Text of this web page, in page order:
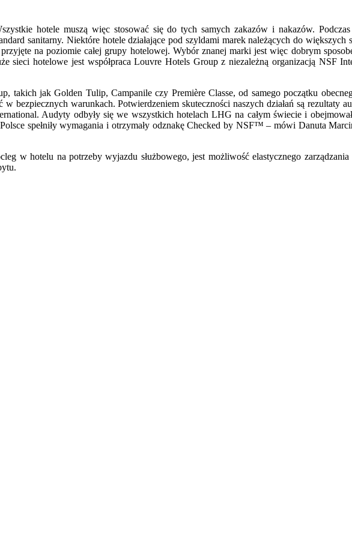
hotele muszą więc stosować się do tych samych zakazów i nakazów.
sanitarny. Niektóre hotele działające pod szyldami marek należących do
na poziomie całej grupy hotelowej. Wybór znanej marki jest więc dobrym
sieci hotelowe jest współpraca Louvre Hotels Group z niezależną organizacją NSF
takich jak Golden Tulip, Campanile czy Première Classe, od samego początku
bezpiecznych warunkach. Potwierdzeniem skuteczności naszych działań są rezultaty
Audyty odbyły się we wszystkich hotelach LHG na całym świecie i
spełniły wymagania i otrzymały odznakę Checked by NSF™ – mówi Danuta
w hotelu na potrzeby wyjazdu służbowego, jest możliwość elastycznego